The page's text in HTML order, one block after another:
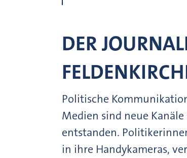
DER
Politische
Medien sind neue
entstanden.
in ihre Handykameras,